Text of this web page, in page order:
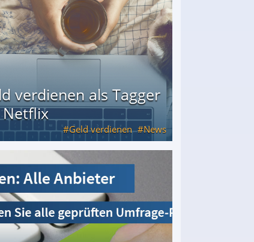
verdienen als Tagger
Geld verdienen News